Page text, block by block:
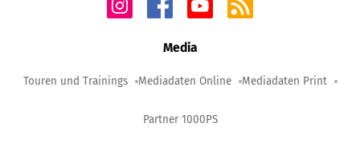
Media
Touren und Trainings Mediadaten Online Mediadaten Print
Partner 1000PS